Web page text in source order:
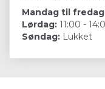
Mandag til
Lørdag: 11:00 -
Søndag: Lukket